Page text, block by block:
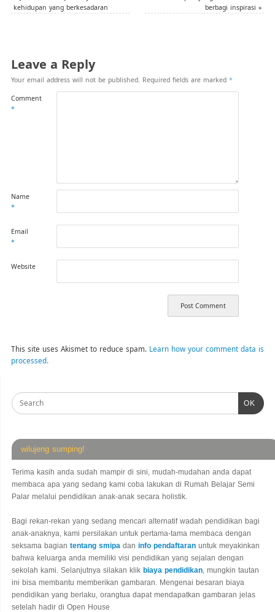
kehidupan yang berkesadaran
berbagi inspirasi»
Leave a Reply
Your email address will not be published. Required fields are marked *
Comment
*
Name
*
Email
*
Website
This site uses Akismet to reduce spam. Learn how your comment data is
processed.
OK
wilujeng sumping!
Terima kasih anda sudah mampir di sini, mudah-mudahan anda dapat
membaca apa yang sedang kami coba lakukan di Rumah Belajar Semi
Palar melalui pendidikan anak-anak secara holistik.
Bagi rekan-rekan yang sedang mencari alternatif wadah pendidikan bagi
anak-anaknya, kami persilakan untuk pertama-tama membaca dengan
seksama bagian tentang smipa dan info pendaftaran untuk meyakinkan
bahwa keluarga anda memiliki visi pendidikan yang sejalan dengan
sekolah kami. Selanjutnya silakan klik biaya pendidikan , mungkin tautan
ini bisa membantu memberikan gambaran. Mengenai besaran biaya
pendidikan yang berlaku, orangtua dapat mendapatkan gambaran jelas
setelah hadir di Open House